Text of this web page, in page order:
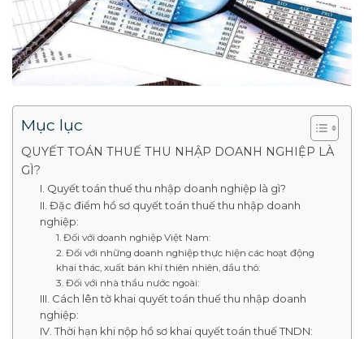
Mục lục
QUYẾT TOÁN THUẾ THU NHẬP DOANH NGHIỆP LÀ
GÌ?
I. Quyết toán thuế thu nhập doanh nghiệp là gì?
II. Đặc điểm hồ sơ quyết toán thuế thu nhập doanh
nghiệp:
1. Đối với doanh nghiệp Việt Nam:
2. Đối với những doanh nghiệp thực hiện các hoạt động
khai thác, xuất bán khí thiên nhiên, dầu thô:
3. Đối với nhà thầu nước ngoài:
III. Cách lên tờ khai quyết toán thuế thu nhập doanh
nghiệp:
IV. Thời hạn khi nộp hồ sơ khai quyết toán thuế TNDN: